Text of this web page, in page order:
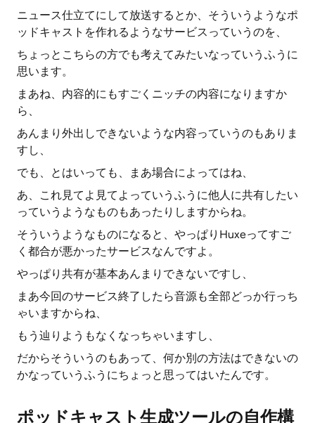
ニュース仕立てにして放送するとか、そういうようなポ
ッドキャストを作れるようなサービスっていうのを、
ちょっとこちらの方でも考えてみたいなっていうふうに
思います。
まあね、内容的にもすごくニッチの内容になりますか
ら、
あんまり外出しできないような内容っていうのもありま
すし、
でも、とはいっても、まあ場合によってはね、
あ、これ見てよ見てよっていうふうに他人に共有したい
っていうようなものもあったりしますからね。
そういうようなものになると、やっぱりHuxeってすご
く都合が悪かったサービスなんですよ。
やっぱり共有が基本あんまりできないですし、
まあ今回のサービス終了したら音源も全部どっか行っち
ゃいますからね、
もう辿りようもなくなっちゃいますし、
だからそういうのもあって、何か別の方法はできないの
かなっていうふうにちょっと思ってはいたんです。
ポッドキャスト生成ツールの自作構